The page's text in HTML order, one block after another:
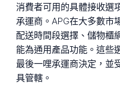
消費者可用的具體接收選
承運商。APG在大多數市
配送時間段選擇、儲物櫃
能為通用產品功能。這些
最後一哩承運商決定，並
具管轄。